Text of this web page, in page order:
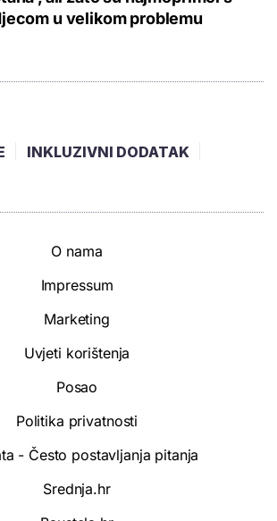
u velikom problemu
INKLUZIVNI DODATAK
O nama
Impressum
Marketing
Uvjeti korištenja
Posao
Politika privatnosti
- Često postavljanja pitanja
Srednja.hr